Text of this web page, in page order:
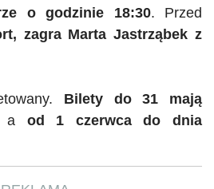
o godzinie 18:30. Przed
zagra Marta Jastrząbek z
Bilety do 31 mają
a od 1 czerwca do dnia